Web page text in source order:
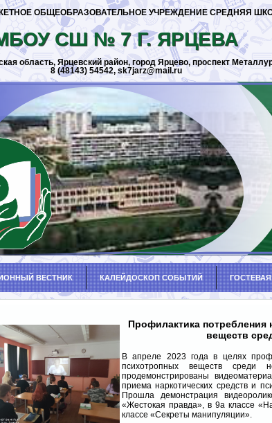
область, Ярцевский район, город Ярцево, проспект
8 (48143) 54542, sk7jarz@mail.ru
СШ № 7 Г. ЯРЦЕВА
ОБЩЕОБРАЗОВАТЕЛЬНОЕ УЧРЕЖДЕНИЕ СРЕДНЯЯ
ВЕСТНИК КАЛЕЙДОСКОП СОБЫТИЙ
Профилактика потребления
веществ
В апреле 2023 года в целях
психотропных веществ
продемонстрированы
приема наркотических средств и
Прошла демонстрация
«Жестокая правда», в 9а классе
классе «Секреты манипуляции».